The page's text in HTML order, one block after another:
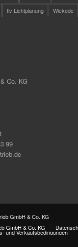
tlv Lichtplanung Wickede
Co. KG
99
GmbH & Co. KG
GmbH & Co. KG
und Verkaufsbedingungen